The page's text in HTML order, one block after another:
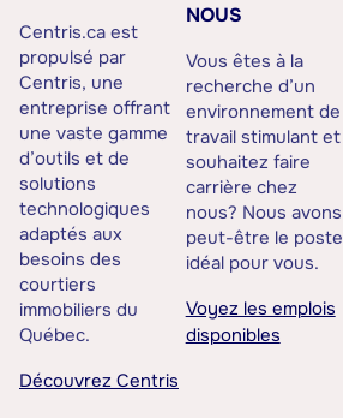
Centris.ca est
propulsé par
Centris, une
entreprise offrant
une vaste gamme
d’outils et de
solutions
technologiques
adaptés aux
besoins des
courtiers
immobiliers du
Québec.
Découvrez Centris
NOUS
Vous êtes à la
recherche d’un
environnement de
travail stimulant et
souhaitez faire
carrière chez
nous? Nous avons
peut-être le poste
idéal pour vous.
Voyez les emplois
disponibles